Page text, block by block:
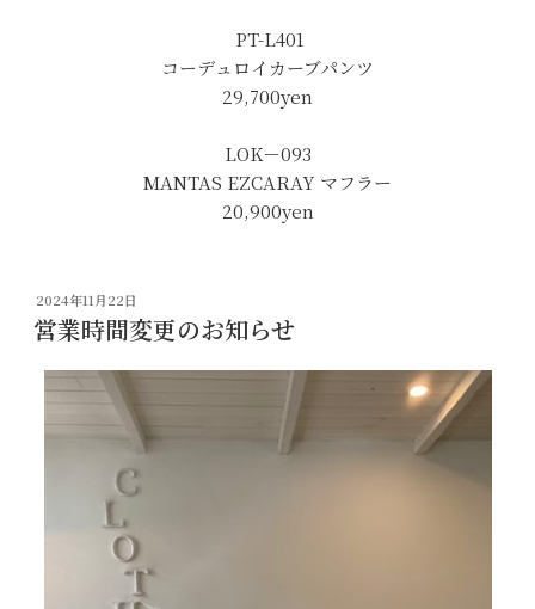
PT-L401
コーデュロイカーブパンツ
29,700yen
LOK－093
MANTAS EZCARAY マフラー
20,900yen
投
稿
日:
2024年11月22日
営業時間変更のお知らせ